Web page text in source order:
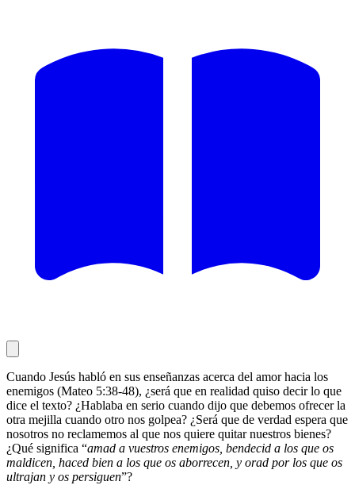
Cuando Jesús habló en sus enseñanzas acerca del amor hacia los
enemigos (Mateo 5:38-48), ¿será que en realidad quiso decir lo que
dice el texto? ¿Hablaba en serio cuando dijo que debemos ofrecer la
otra mejilla cuando otro nos golpea? ¿Será que de verdad espera que
nosotros no reclamemos al que nos quiere quitar nuestros bienes?
¿Qué significa “amad a vuestros enemigos, bendecid a los que os
maldicen, haced bien a los que os aborrecen, y orad por los que os
ultrajan y os persiguen”?